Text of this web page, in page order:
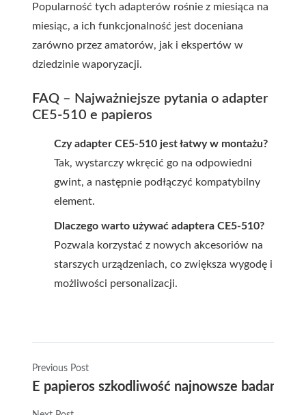
Popularność tych adapterów rośnie z miesiąca na
miesiąc, a ich funkcjonalność jest doceniana
zarówno przez amatorów, jak i ekspertów w
dziedzinie waporyzacji.
FAQ – Najważniejsze pytania o adapter
CE5-510 e papieros
Czy adapter CE5-510 jest łatwy w montażu?
Tak, wystarczy wkręcić go na odpowiedni
gwint, a następnie podłączyć kompatybilny
element.
Dlaczego warto używać adaptera CE5-510?
Pozwala korzystać z nowych akcesoriów na
starszych urządzeniach, co zwiększa wygodę i
możliwości personalizacji.
Previous Post
E papieros szkodliwość najnowsze badania i